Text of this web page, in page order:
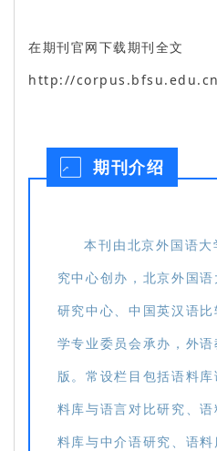
在期刊官网下载期刊全文
http://
期刊介绍
本刊由北京外国语
究中心创办，北京外国
研究中心、中国英汉语
学专业委员会承办，外
版。常设栏目包括语料
料库与语言对比研究、
料库与中介语研究、语